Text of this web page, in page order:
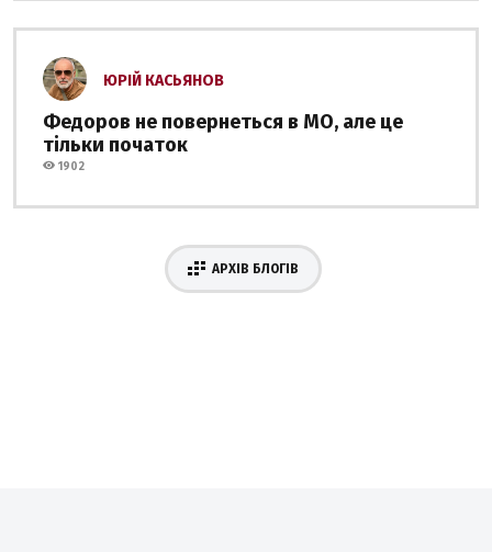
ЮРІЙ КАСЬЯНОВ
Федоров не повернеться в МО, але це
тільки початок
1902
АРХІВ БЛОГІВ